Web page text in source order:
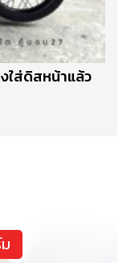
ใส่ดิสหน้าแล้ว